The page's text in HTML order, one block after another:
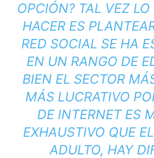
OPCIÓN? TAL VEZ LO
HACER ES
RED SOCIAL SE HA
EN UN RANGO DE
BIEN EL SECTOR
MÁS LUCRATIVO
DE INTERNET ES
EXHAUSTIVO QUE
ADULTO, HAY